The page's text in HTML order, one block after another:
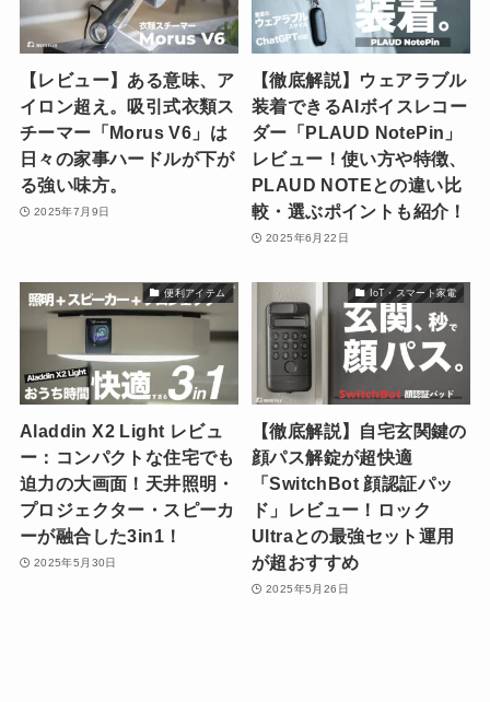
【レビュー】ある意味、ア
イロン超え。吸引式衣類ス
チーマー「Morus V6」は
日々の家事ハードルが下が
る強い味方。
2025年7月9日
【徹底解説】ウェアラブル
装着できるAIボイスレコー
ダー「PLAUD NotePin」
レビュー！使い方や特徴、
PLAUD NOTEとの違い比
較・選ぶポイントも紹介！
2025年6月22日
便利アイテム
Aladdin X2 Light レビュ
ー：コンパクトな住宅でも
迫力の大画面！天井照明・
プロジェクター・スピーカ
ーが融合した3in1！
2025年5月30日
IoT・スマート家電
【徹底解説】自宅玄関鍵の
顔パス解錠が超快適
「SwitchBot 顔認証パッ
ド」レビュー！ロック
Ultraとの最強セット運用
が超おすすめ
2025年5月26日